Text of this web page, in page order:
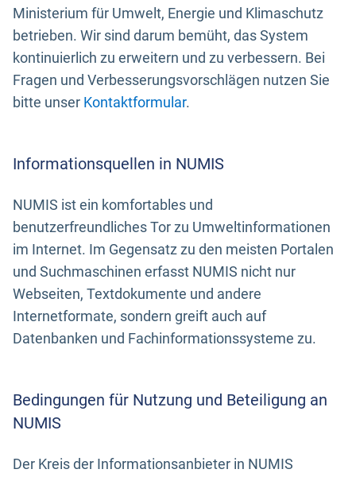
Ministerium für Umwelt, Energie und Klimaschutz
betrieben. Wir sind darum bemüht, das System
kontinuierlich zu erweitern und zu verbessern. Bei
Fragen und Verbesserungsvorschlägen nutzen Sie
bitte unser Kontaktformular.
Informationsquellen in NUMIS
NUMIS ist ein komfortables und
benutzerfreundliches Tor zu Umweltinformationen
im Internet. Im Gegensatz zu den meisten Portalen
und Suchmaschinen erfasst NUMIS nicht nur
Webseiten, Textdokumente und andere
Internetformate, sondern greift auch auf
Datenbanken und Fachinformationssysteme zu.
Bedingungen für Nutzung und Beteiligung an
NUMIS
Der Kreis der Informationsanbieter in NUMIS